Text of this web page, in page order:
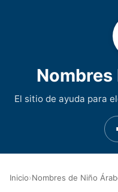
Nombres
El sitio de ayuda para
Inicio›Nombres de Niño